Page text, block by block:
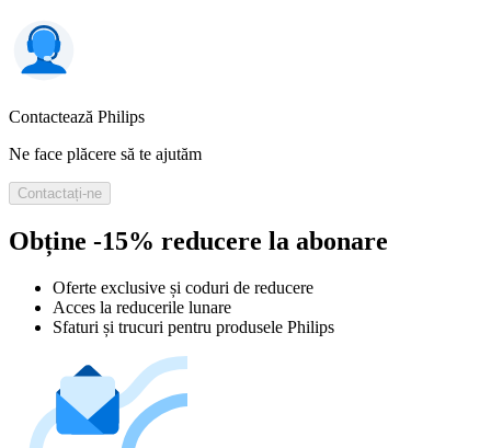
Contactează Philips
Ne face plăcere să te ajutăm
Contactați-ne
Obține -15% reducere la abonare
Oferte exclusive și coduri de reducere
Acces la reducerile lunare
Sfaturi și trucuri pentru produsele Philips